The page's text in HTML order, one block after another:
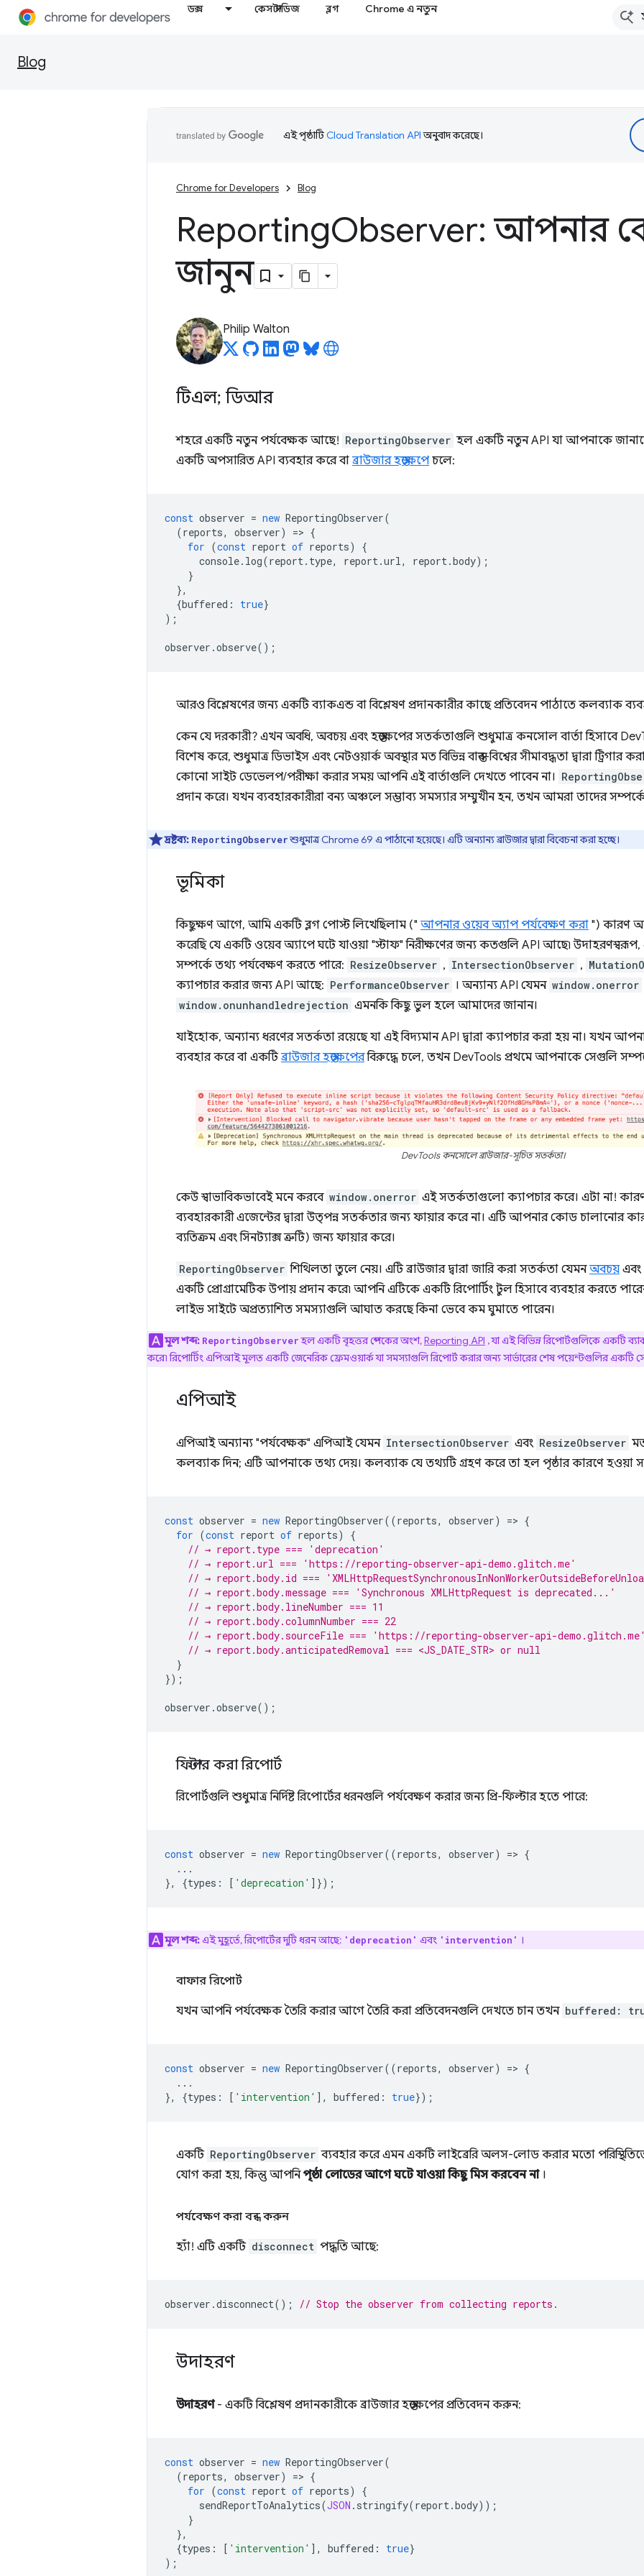
ডক্স কেস স্টাডিজ ব্লগ Chrome এ নতুন
Blog
এই পৃষ্ঠাটিCloud Translation APIঅনুবাদ করেছে।
Chrome for Developers Blog
ReportingObserver: আপনার কোড
জানুন
Philip Walton
টিএল; ডিআর
শহরে একটি নতুন পর্যবেক্ষক আছে! ReportingObserver হল একটি নতুন API যা আপনাকে
একটি অপসারিত API ব্যবহার করে বা ব্রাউজার হস্তক্ষেপেচলে:
const observer = new ReportingObserver(
(reports, observer) => {
for (const report of reports)
{
console. log(report. type, report.url, report.body);
}
},
{buffered : true}
);
observer .observe();
আরও বিশ্লেষণের জন্য একটি ব্যাকএন্ড বা বিশ্লেষণ প্রদানকারীর কাছে প্রতিবেদন পাঠাতে কলব্যাক
কেন যে দরকারী? এখন অবধি, অবচয় এবং হস্তক্ষেপের সতর্কতাগুলি শুধুমাত্র কনসোল বার্তা হিসাবে
বিশেষ করে, শুধুমাত্র ডিভাইস এবং নেটওয়ার্ক অবস্থার মত বিভিন্ন বাস্তব-বিশ্বের সীমাবদ্ধতা দ্বারা ট্রিগার
কোনো সাইট ডেভেলপ/পরীক্ষা করার সময় আপনি এই বার্তাগুলি দেখতে পাবেন না।
প্রদান করে। যখন ব্যবহারকারীরা বন্য অঞ্চলে সম্ভাব্য সমস্যার সম্মুখীন হন, তখন আমরা তাদের
দ্রষ্টব্য: ReportingObserverশুধুমাত্র Chrome 69 এ পাঠানো হয়েছে। এটি অন্যান্য ব্রাউজার দ্বারা বিবেচনা করা হচ্ছে।
ভূমিকা
কিছুক্ষণ আগে, আমি একটি ব্লগ পোস্ট লিখেছিলাম (" আপনার ওয়েব অ্যাপ পর্যবেক্ষণ করা ") কারণ
করেছি যে একটি ওয়েব অ্যাপে ঘটে যাওয়া "স্টাফ" নিরীক্ষণের জন্য কতগুলি API আছে৷
সম্পর্কে তথ্য পর্যবেক্ষণ করতে পারে: ResizeObserver , IntersectionObserver ,
ক্যাপচার করার জন্য API আছে: PerformanceObserver । অন্যান্য API যেমন window.onerror
window.onunhandledrejection এমনকি কিছু ভুল হলে আমাদের জানান।
যাইহোক, অন্যান্য ধরণের সতর্কতা রয়েছে যা এই বিদ্যমান API দ্বারা ক্যাপচার করা হয় না। যখন
ব্যবহার করে বা একটিব্রাউজার হস্তক্ষেপেরবিরুদ্ধে চলে, তখন DevTools প্রথমে আপনাকে সেগুলি
DevTools কনসোলে ব্রাউজার-সূচিত সতর্কতা।
কেউ স্বাভাবিকভাবেই মনে করবে window.onerror এই সতর্কতাগুলো ক্যাপচার করে। এটা না!
ব্যবহারকারী এজেন্টের দ্বারা উত্পন্ন সতর্কতার জন্য ফায়ার করে না। এটি আপনার কোড চালানোর
ব্যতিক্রম এবং সিনট্যাক্স ত্রুটি) জন্য ফায়ার করে।
ReportingObserver শিথিলতা তুলে নেয়। এটি ব্রাউজার দ্বারা জারি করা সতর্কতা যেমনঅবচয় এবং
একটি প্রোগ্রামেটিক উপায় প্রদান করে৷ আপনি এটিকে একটি রিপোর্টিং টুল হিসাবে ব্যবহার করতে
লাইভ সাইটে অপ্রত্যাশিত সমস্যাগুলি আঘাত করছে কিনা ভেবে কম ঘুমাতে পারেন।
মূল শব্দ: ReportingObserverহল একটি বৃহত্তর স্পেকের অংশ,Reporting API , যা এই বিভিন্ন রিপোর্টগুলিকে একটি
করে৷ রিপোর্টিং এপিআই মূলত একটি জেনেরিক ফ্রেমওয়ার্ক যা সমস্যাগুলি রিপোর্ট করার জন্য সার্ভারের শেষ পয়েন্টগুলির একটি সেট
এপিআই
এপিআই অন্যান্য "পর্যবেক্ষক" এপিআই যেমন IntersectionObserver এবং ResizeObserver
কলব্যাক দিন; এটি আপনাকে তথ্য দেয়। কলব্যাক যে তথ্যটি গ্রহণ করে তা হল পৃষ্ঠার কারণে হওয়া
const observer = new ReportingObserver((reports, observer) => {
for (const report of reports)
{
// → report.type === 'deprecation'
// → report.url === 'https://reporting-observer-api-demo.glitch.me'
// → report.body.id ===
// → report.body.message === 'Synchronous XMLHttpRequest is deprecated...'
// → report.body.lineNumber === 11
// → report.body.columnNumber === 22
// → report.body.sourceFile === 'https://reporting-observer-api-
// → report.body.anticipatedRemoval === <JS_DATE_STR> or null
}
});
observer .observe();
ফিল্টার করা রিপোর্ট
রিপোর্টগুলি শুধুমাত্র নির্দিষ্ট রিপোর্টের ধরনগুলি পর্যবেক্ষণ করার জন্য প্রি-ফিল্টার হতে পারে:
const observer = new ReportingObserver((reports, observer) => {
...
},
{types : [ 'deprecation' ]});
মূল শব্দ:এই মুহূর্তে, রিপোর্টের দুটি ধরন আছে: 'deprecation' এবং 'intervention' ।
বাফার রিপোর্ট
যখন আপনি পর্যবেক্ষক তৈরি করার আগে তৈরি করা প্রতিবেদনগুলি দেখতে চান তখন buffered:
const observer = new ReportingObserver((reports, observer) => {
...
},
{types : [ 'intervention' ], buffered : true});
একটি ReportingObserver ব্যবহার করে এমন একটি লাইব্রেরি অলস-লোড করার মতো পরিস্থিতিতে
যোগ করা হয়, কিন্তু আপনিপৃষ্ঠা লোডের আগে ঘটে যাওয়া কিছু মিস করবেন না।
পর্যবেক্ষণ করা বন্ধ করুন
হ্যাঁ! এটি একটি disconnect পদ্ধতি আছে:
observer .disconnect(); // Stop the observer from collecting reports.
উদাহরণ
উদাহরণ- একটি বিশ্লেষণ প্রদানকারীকে ব্রাউজার হস্তক্ষেপের প্রতিবেদন করুন:
const observer = new ReportingObserver(
(reports, observer) => {
for (const report of reports)
{
sendReportToAnalytics(JSON . stringify(report.body));
}
},
{types : [ 'intervention' ], buffered : true}
);